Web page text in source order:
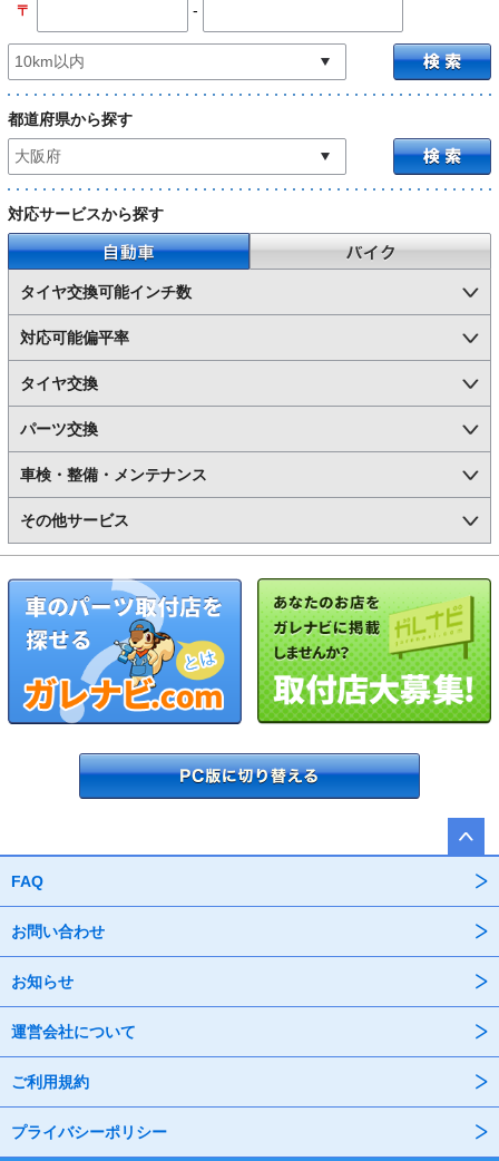
〒 -
都道府県から探す
対応サービスから探す
自動車
タイヤ交換可能インチ数
対応可能偏平率
タイヤ交換
パーツ交換
車検・整備・メンテナンス
その他サービス
FAQ
お問い合わせ
お知らせ
運営会社について
ご利用規約
プライバシーポリシー